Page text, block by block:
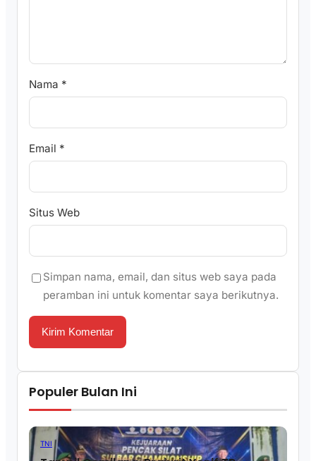
Nama *
Email *
Situs Web
Simpan nama, email, dan situs web saya pada
peramban ini untuk komentar saya berikutnya.
Populer Bulan Ini
TNI